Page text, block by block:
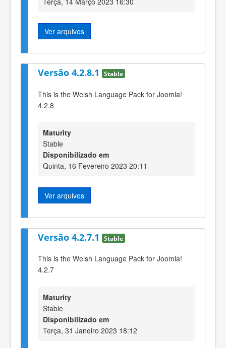
Ver arquivos
Versão 4.2.8.1 Stable
This is the Welsh Language Pack for Joomla!
4.2.8
Maturity
Stable
Disponibilizado em
Quinta, 16 Fevereiro 2023 20:11
Ver arquivos
Versão 4.2.7.1 Stable
This is the Welsh Language Pack for Joomla!
4.2.7
Maturity
Stable
Disponibilizado em
Terça, 31 Janeiro 2023 18:12